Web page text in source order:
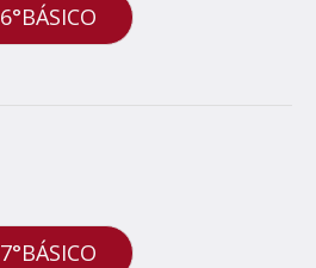
6°BÁSICO
7°BÁSICO